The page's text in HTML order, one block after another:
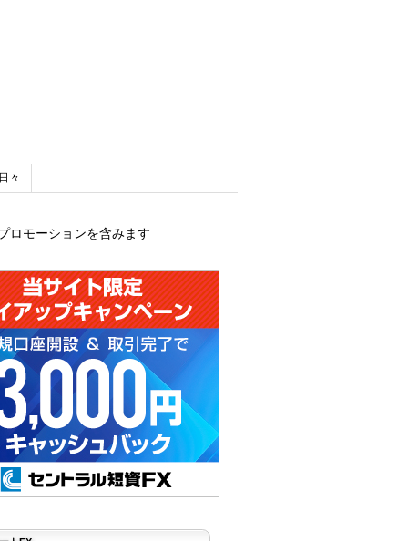
々
ロモーションを含みます